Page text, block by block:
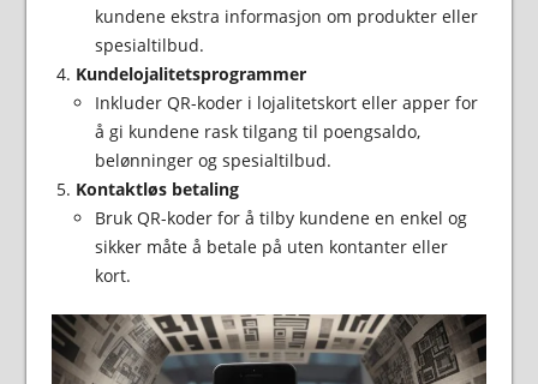
kundene ekstra informasjon om produkter eller
spesialtilbud.
Kundelojalitetsprogrammer
Inkluder QR-koder i lojalitetskort eller apper for
å gi kundene rask tilgang til poengsaldo,
belønninger og spesialtilbud.
Kontaktløs betaling
Bruk QR-koder for å tilby kundene en enkel og
sikker måte å betale på uten kontanter eller
kort.